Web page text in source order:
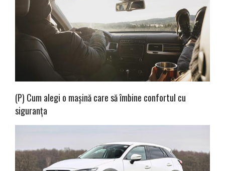
(P) Cum alegi o mașină care să îmbine confortul cu
siguranța